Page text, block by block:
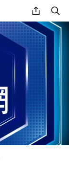
share